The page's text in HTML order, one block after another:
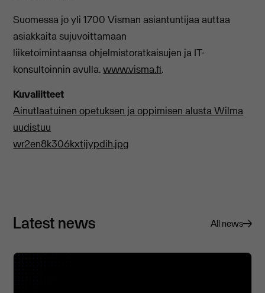
Suomessa jo yli 1700 Visman asiantuntijaa auttaa
asiakkaita sujuvoittamaan
liiketoimintaansa ohjelmistoratkaisujen ja IT-
konsultoinnin avulla.www.visma.fi.
Kuvaliitteet
Ainutlaatuinen opetuksen ja oppimisen alusta Wilma
uudistuu
wr2en8k306kxtijypdih.jpg
Latest news All news